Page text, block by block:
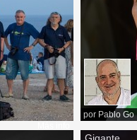
por Pablo Go